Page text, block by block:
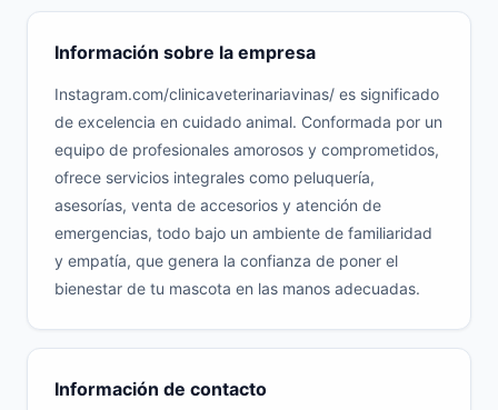
Información sobre la empresa
Instagram.com/clinicaveterinariavinas/ es significado
de excelencia en cuidado animal. Conformada por un
equipo de profesionales amorosos y comprometidos,
ofrece servicios integrales como peluquería,
asesorías, venta de accesorios y atención de
emergencias, todo bajo un ambiente de familiaridad
y empatía, que genera la confianza de poner el
bienestar de tu mascota en las manos adecuadas.
Información de contacto